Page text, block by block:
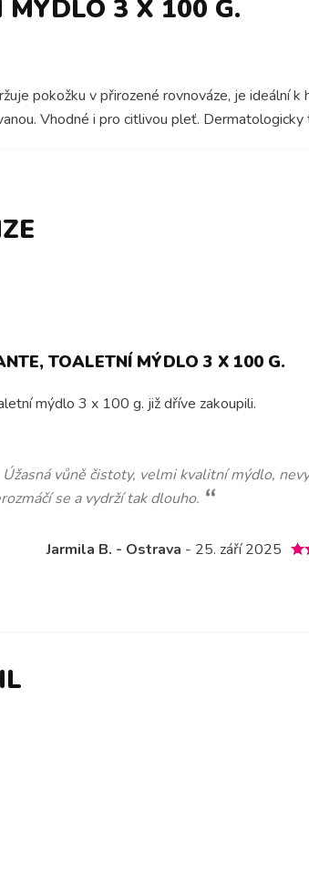
MÝDLO 3 X 100 G.
pokožku v přirozené rovnováze, je ideální k
Vhodné i pro citlivou pleť.
TOALETNÍ MÝDLO 3 X 100 G.
mýdlo 3 x 100 g. již dříve zakoupili.
Úžasná vůně čistoty, velmi kvalitní mýdlo,
se a vydrží tak dlouho.
Jarmila B. - Ostrava - 25. září 2025